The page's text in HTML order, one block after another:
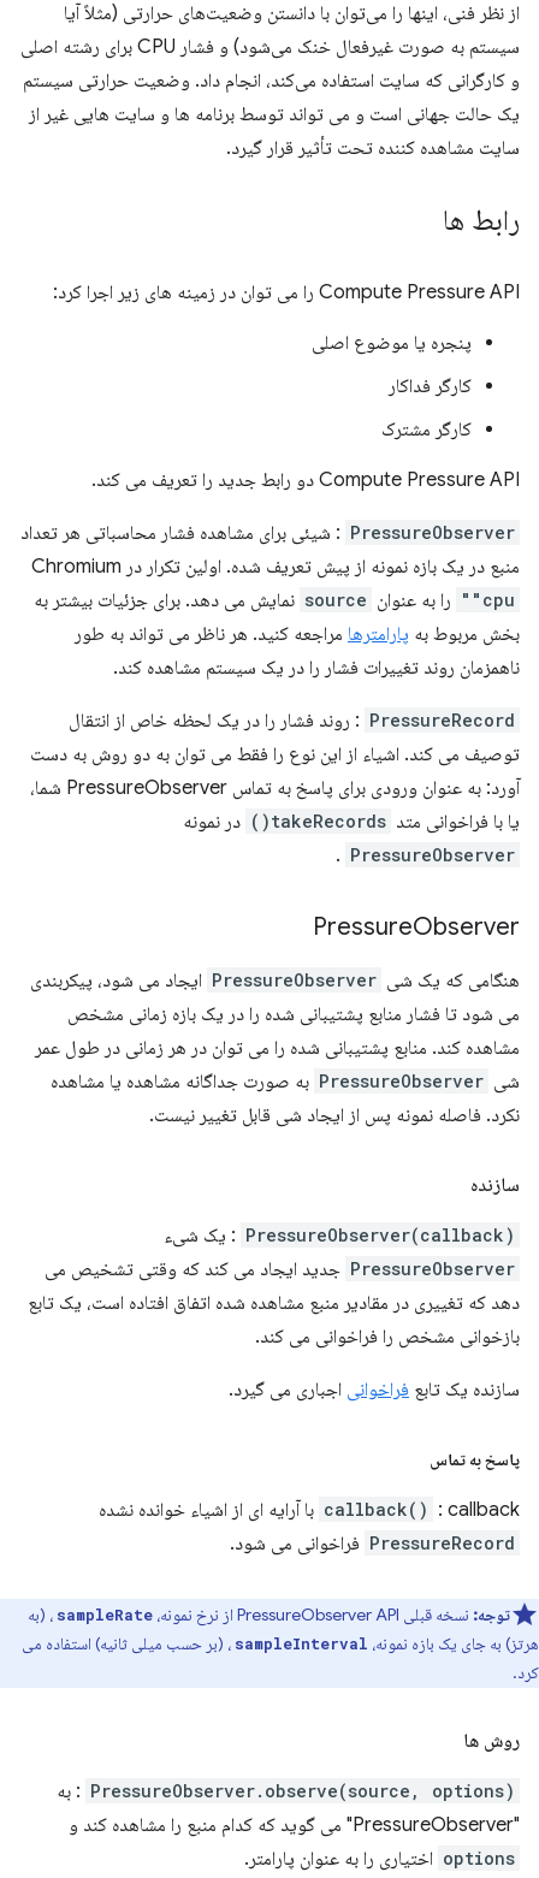
از نظر فنی، اینها را می‌توان با دانستن وضعیت‌های حرارتی (مثلاً آیا
سیستم به صورت غیرفعال خنک می‌شود) و فشار CPU برای رشته اصلی
و کارگرانی که سایت استفاده می‌کند، انجام داد. وضعیت حرارتی سیستم
یک حالت جهانی است و می تواند توسط برنامه ها و سایت هایی غیر از
سایت مشاهده کننده تحت تأثیر قرار گیرد.
رابط ها
Compute Pressure API را می توان در زمینه های زیر اجرا کرد:
پنجره یا موضوع اصلی
کارگر فداکار
کارگر مشترک
Compute Pressure API دو رابط جدید را تعریف می کند.
PressureObserver : شیئی برای مشاهده فشار محاسباتی هر تعداد
منبع در یک بازه نمونه از پیش تعریف شده. اولین تکرار در Chromium
"cpu" را به عنوان source نمایش می دهد. برای جزئیات بیشتر به
بخش مربوط به پارامترها مراجعه کنید. هر ناظر می تواند به طور
ناهمزمان روند تغییرات فشار را در یک سیستم مشاهده کند.
PressureRecord : روند فشار را در یک لحظه خاص از انتقال
توصیف می کند. اشیاء از این نوع را فقط می توان به دو روش به دست
آورد: به عنوان ورودی برای پاسخ به تماس PressureObserver شما،
یا با فراخوانی متد takeRecords() در نمونه
PressureObserver
.
PressureObserver
هنگامی که یک شی PressureObserver ایجاد می شود، پیکربندی
می شود تا فشار منابع پشتیبانی شده را در یک بازه زمانی مشخص
مشاهده کند. منابع پشتیبانی شده را می توان در هر زمانی در طول عمر
شی PressureObserver به صورت جداگانه مشاهده یا مشاهده
نکرد. فاصله نمونه پس از ایجاد شی قابل تغییر نیست.
سازنده
PressureObserver(callback) : یک شیء
PressureObserver جدید ایجاد می کند که وقتی تشخیص می
دهد که تغییری در مقادیر منبع مشاهده شده اتفاق افتاده است، یک تابع
بازخوانی مشخص را فراخوانی می کند.
سازنده یک تابع فراخوانی اجباری می گیرد.
پاسخ به تماس
callback() : callback با آرایه ای از اشیاء خوانده نشده
PressureRecord فراخوانی می شود.
توجه: نسخه قبلی PressureObserver API از نرخ نمونه، sampleRate ، (به
هرتز) به جای یک بازه نمونه، sampleInterval ، (بر حسب میلی ثانیه) استفاده می
کرد.
روش ها
PressureObserver.observe(source, options) : به
"PressureObserver" می گوید که کدام منبع را مشاهده کند و
options اختیاری را به عنوان پارامتر.